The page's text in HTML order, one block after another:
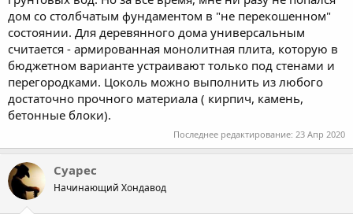
дом со столбчатым фундаментом в "не перекошенном"
состоянии. Для деревянного дома универсальным
считается - армированная монолитная плита, которую в
бюджетном варианте устраивают только под стенами и
перегородками. Цоколь можно выполнить из любого
достаточно прочного материала ( кирпич, камень,
бетонные блоки).
Последнее редактирование: 23 Апр 2020
Суарес
Начинающий Хондавод